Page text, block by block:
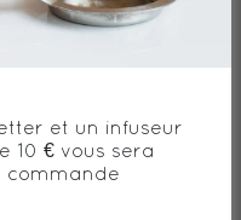
et un infuseur
10 € vous sera
commande